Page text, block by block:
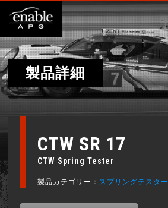
製品詳細
CTW SR 17
CTW Spring Tester
製品カテゴリー： スプリングテスター